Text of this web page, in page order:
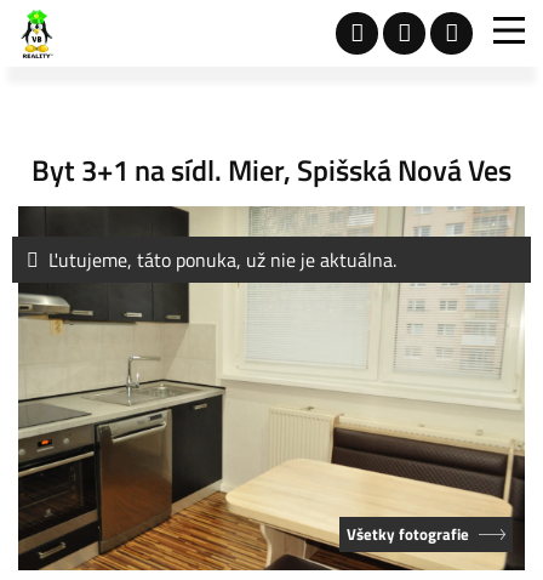
Byt 3+1 na sídl. Mier, Spišská Nová Ves
Ľutujeme, táto ponuka, už nie je aktuálna.
Všetky fotografie